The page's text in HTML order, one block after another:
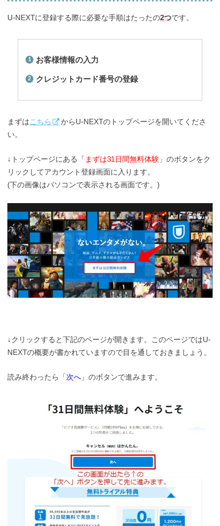
U-NEXTに登録する際に必要な手順はたったの2つです。
お客様情報の入力
クレジットカード番号の登録
まずはこちら
からU-NEXTのトップページを開いてくださ
い。
↓トップページにある「 まずは31日間無料体験 」のボタンをク
リックしてアカウント登録画面に入ります。
(下の画像はパソコンで表示される画面です。)
↓クリックすると下記のページが開きます。このページではU-
NEXTの概要が書かれていますので目を通しておきましょう。
読み終わったら「次へ 」のボタンで進みます。